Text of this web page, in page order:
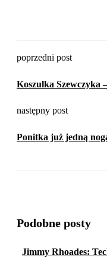
poprzedni post
Koszulka Szewczyka
następny post
Ponitka już jedną
Podobne posty
Jimmy Rhoades: